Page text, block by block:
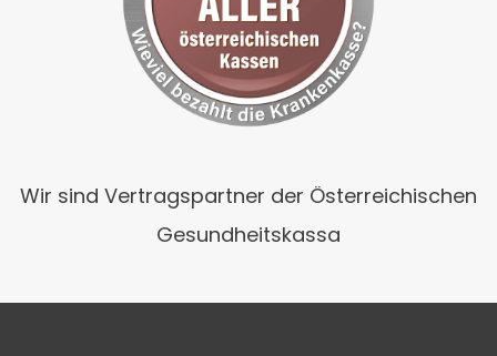
Wir sind Vertragspartner der Österreichischen
Gesundheitskassa